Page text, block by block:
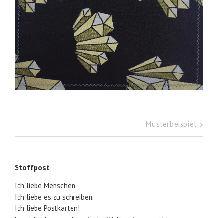
Beitragsnavigation
Musterbeispiel
Stoffpost
Ich liebe Menschen.
Ich liebe es zu schreiben.
Ich liebe Postkarten!